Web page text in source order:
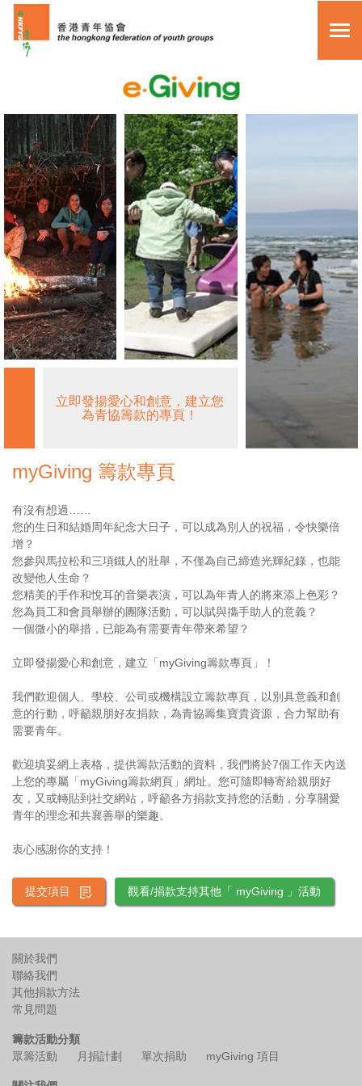
其他捐款方法
常見問題
複製頁面鏈接
繁體中文
主頁
眾籌活動
月捐計劃
單次捐助
myGiving 項目
關於我們
複製頁面鏈接
分享頁面至
English
立即發揚愛心和創意，建立您
為青協籌款的專頁！
myGiving 籌款專頁
有沒有想過……
您的生日和結婚周年紀念大日子，可以成為別人的祝福，令快樂倍
增？
您參與馬拉松和三項鐵人的壯舉，不僅為自己締造光輝紀錄，也能
改變他人生命？
您精美的手作和悅耳的音樂表演，可以為年青人的將來添上色彩？
您為員工和會員舉辦的團隊活動，可以賦與㩦手助人的意義？
一個微小的舉措，已能為有需要青年帶來希望？
立即發揚愛心和創意，建立「myGiving籌款專頁」！
我們歡迎個人、學校、公司或機構設立籌款專頁，以別具意義和創
意的行動，呼籲親朋好友捐款，為青協籌集寶貴資源，合力幫助有
需要青年。
歡迎填妥網上表格，提供籌款活動的資料，我們將於7個工作天內送
上您的專屬「myGiving籌款網頁」網址。您可隨即轉寄給親朋好
友，又或轉貼到社交網站，呼籲各方捐款支持您的活動，分享關愛
青年的理念和共襄善舉的樂趣。
衷心感謝你的支持！
提交項目 觀看/捐款支持其他「 myGiving 」活動
關於我們
聯絡我們
其他捐款方法
常見問題
籌款活動分類
眾籌活動
月捐計劃 單次捐助 myGiving 項目